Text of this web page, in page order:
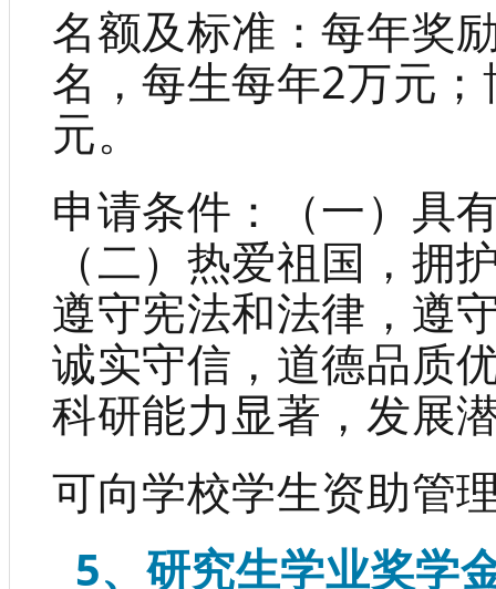
名额及标准：每年奖
名，每生每年2万元
元。
申请条件：（一）具
（二）热爱祖国，拥
遵守宪法和法律，遵
诚实守信，道德品质
科研能力显著，发展
可向学校学生资助管
5、研究生学业奖学